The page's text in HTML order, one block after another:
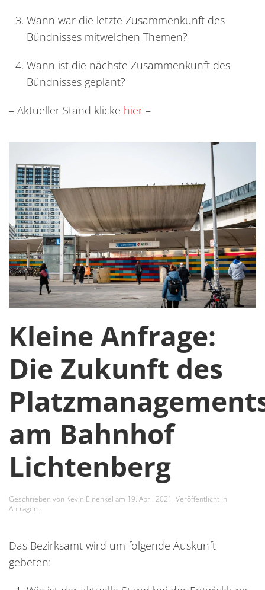
Wann war die letzte Zusammenkunft des
Bündnisses mitwelchen Themen?
Wann ist die nächste Zusammenkunft des
Bündnisses geplant?
– Aktueller Stand klicke hier –
Kleine Anfrage:
Die Zukunft des
am Bahnhof
Lichtenberg
Geschrieben von Kevin Einenkel am 19. April 2021 . Veröffentlicht in
Anfragen.
Das Bezirksamt wird um folgende Auskunft
gebeten: